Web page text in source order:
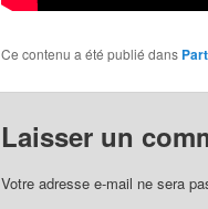
Ce contenu a été publié dans
Laisser un
Votre adresse e-mail ne sera